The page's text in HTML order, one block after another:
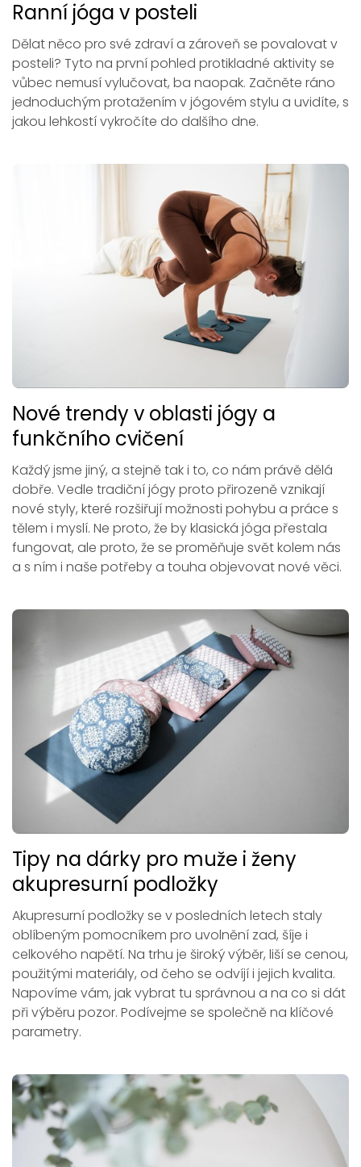
Ranní jóga v posteli
Dělat něco pro své zdraví a zároveň se povalovat v
posteli? Tyto na první pohled protikladné aktivity se
vůbec nemusí vylučovat, ba naopak. Začněte ráno
jednoduchým protažením v jógovém stylu a uvidíte, s
jakou lehkostí vykročíte do dalšího dne.
Nové trendy v oblasti jógy a
funkčního cvičení
Každý jsme jiný, a stejně tak i to, co nám právě dělá
dobře. Vedle tradiční jógy proto přirozeně vznikají
nové styly, které rozšiřují možnosti pohybu a práce s
tělem i myslí. Ne proto, že by klasická jóga přestala
fungovat, ale proto, že se proměňuje svět kolem nás
a s ním i naše potřeby a touha objevovat nové věci.
Tipy na dárky pro muže i ženy
akupresurní podložky
Akupresurní podložky se v posledních letech staly
oblíbeným pomocníkem pro uvolnění zad, šíje i
celkového napětí. Na trhu je široký výběr, liší se cenou,
použitými materiály, od čeho se odvíjí i jejich kvalita.
Napovíme vám, jak vybrat tu správnou a na co si dát
při výběru pozor. Podívejme se společně na klíčové
parametry.